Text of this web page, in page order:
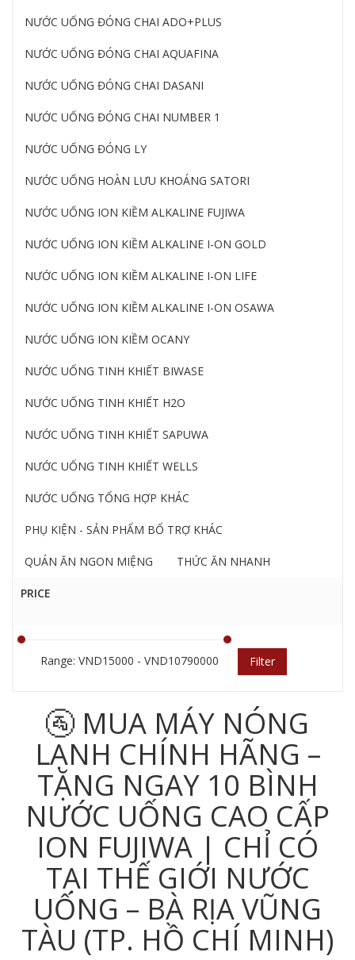
NƯỚC UỐNG ĐÓNG CHAI ADO+PLUS
NƯỚC UỐNG ĐÓNG CHAI AQUAFINA
NƯỚC UỐNG ĐÓNG CHAI DASANI
NƯỚC UỐNG ĐÓNG CHAI NUMBER 1
NƯỚC UỐNG ĐÓNG LY
NƯỚC UỐNG HOÀN LƯU KHOÁNG SATORI
NƯỚC UỐNG ION KIỀM ALKALINE FUJIWA
NƯỚC UỐNG ION KIỀM ALKALINE I-ON GOLD
NƯỚC UỐNG ION KIỀM ALKALINE I-ON LIFE
NƯỚC UỐNG ION KIỀM ALKALINE I-ON OSAWA
NƯỚC UỐNG ION KIỀM OCANY
NƯỚC UỐNG TINH KHIẾT BIWASE
NƯỚC UỐNG TINH KHIẾT H2O
NƯỚC UỐNG TINH KHIẾT SAPUWA
NƯỚC UỐNG TINH KHIẾT WELLS
NƯỚC UỐNG TỔNG HỢP KHÁC
PHỤ KIỆN - SẢN PHẨM BỔ TRỢ KHÁC
QUÁN ĂN NGON MIỆNG THỨC ĂN NHANH
PRICE
Range: VND15000 - VND10790000 Filter
🚰 MUA MÁY NÓNG
LẠNH CHÍNH HÃNG –
TẶNG NGAY 10 BÌNH
NƯỚC UỐNG CAO CẤP
ION FUJIWA | CHỈ CÓ
TẠI THẾ GIỚI NƯỚC
UỐNG – BÀ RỊA VŨNG
TÀU (TP. HỒ CHÍ MINH)